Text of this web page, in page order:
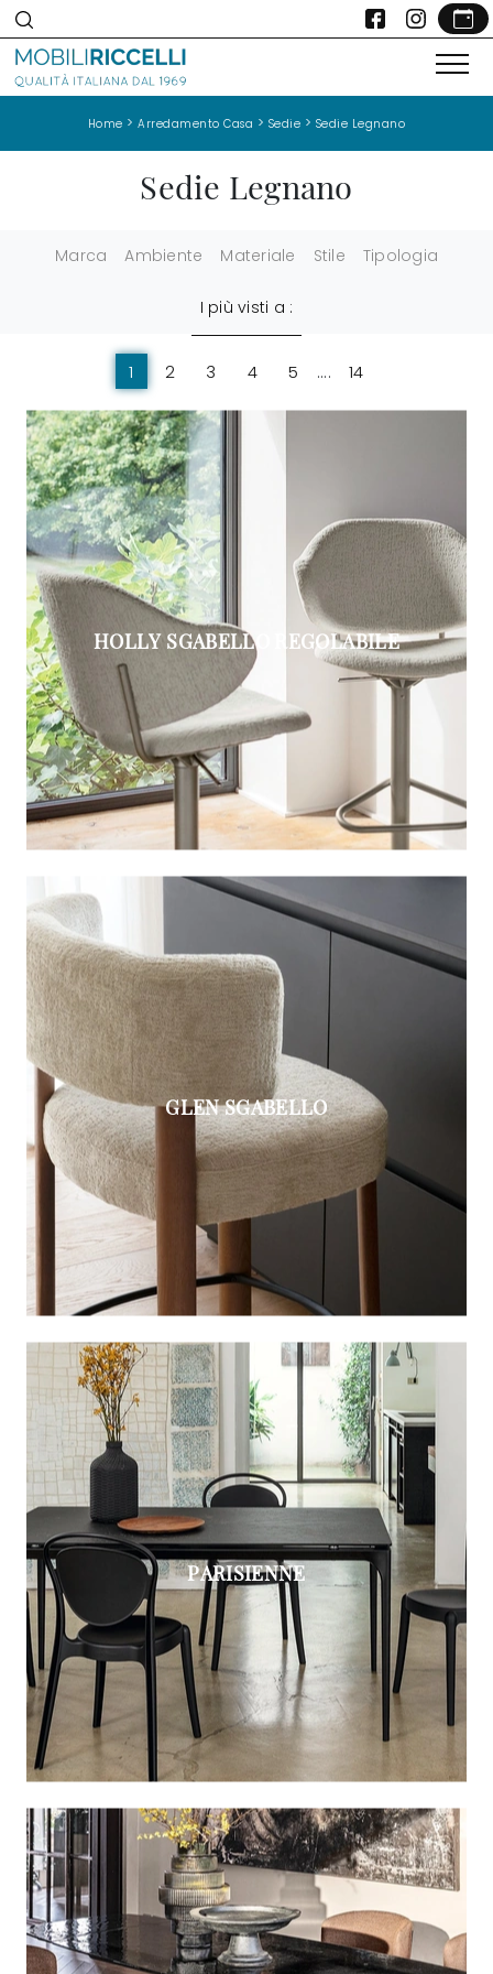
Home >Arredamento Casa > Sedie > Sedie Legnano
Sedie Legnano
Marca Ambiente Materiale Stile Tipologia
I più visti a :
1 2 3 4 5 .... 14
HOLLY SGABELLO REGOLABILE
GLEN SGABELLO
PARISIENNE